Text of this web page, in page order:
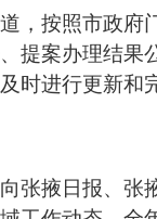
，按照市政府
提案办理结果
进行更新和
张掖日报、